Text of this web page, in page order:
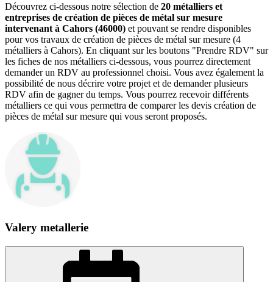
Découvrez ci-dessous notre sélection de 20 métalliers et
entreprises de création de pièces de métal sur mesure
intervenant à Cahors (46000) et pouvant se rendre disponibles
pour vos travaux de création de pièces de métal sur mesure (4
métalliers à Cahors). En cliquant sur les boutons "Prendre RDV" sur
les fiches de nos métalliers ci-dessous, vous pourrez directement
demander un RDV au professionnel choisi. Vous avez également la
possibilité de nous décrire votre projet et de demander plusieurs
RDV afin de gagner du temps. Vous pourrez recevoir différents
métalliers ce qui vous permettra de comparer les devis création de
pièces de métal sur mesure qui vous seront proposés.
Valery metallerie